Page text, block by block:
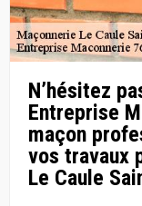
N’hésitez
Entreprise
maçon
vos travaux
Le Caule